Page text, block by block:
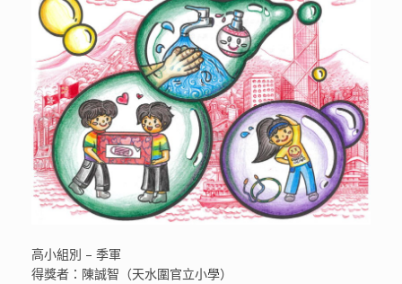
高小組別 – 季軍
得獎者：陳誠智（天水圍官立小學）